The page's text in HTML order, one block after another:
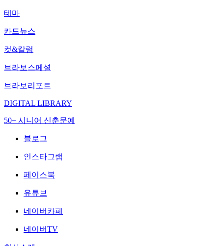
테마
카드뉴스
컷&칼럼
브라보스페셜
브라보리포트
DIGITAL LIBRARY
50+ 시니어 신춘문예
블로그
인스타그램
페이스북
유튜브
네이버카페
네이버TV